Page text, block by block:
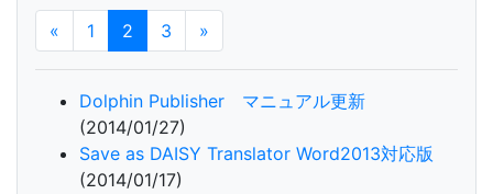
« 1 2 3 »
Dolphin Publisher マニュアル更新
(2014/01/27)
Save as DAISY Translator Word2013対応版
(2014/01/17)